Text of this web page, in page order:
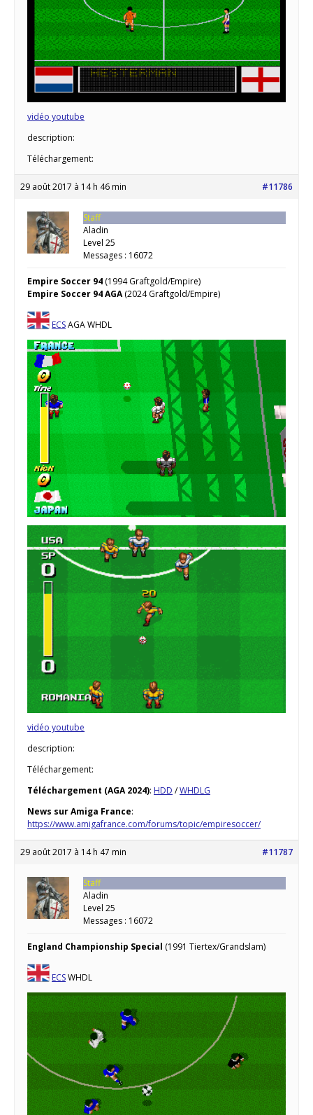
vidéo youtube
description:
Téléchargement:
29 août 2017 à 14 h 46 min #11786
Staff
Aladin
Level 25
Messages : 16072
Empire Soccer 94 (1994 Graftgold/Empire)
Empire Soccer 94 AGA(2024 Graftgold/Empire)
ECSAGA WHDL
vidéo youtube
description:
Téléchargement:
Téléchargement (AGA 2024): HDD /WHDLG
News sur Amiga France:
https://www.amigafrance.com/forums/topic/empiresoccer/
29 août 2017 à 14 h 47 min #11787
Staff
Aladin
Level 25
Messages : 16072
England Championship Special (1991 Tiertex/Grandslam)
ECSWHDL